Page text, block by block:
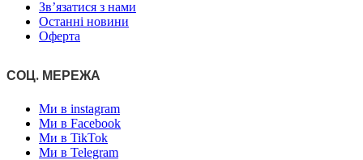
Зв’язатися з нами
Останні новини
Оферта
СОЦ. МЕРЕЖА
Ми в instagram
Ми в Facebook
Ми в TikTok
Ми в Telegram